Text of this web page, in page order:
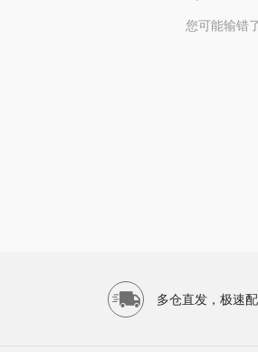
您可能输错
多仓直发，极速